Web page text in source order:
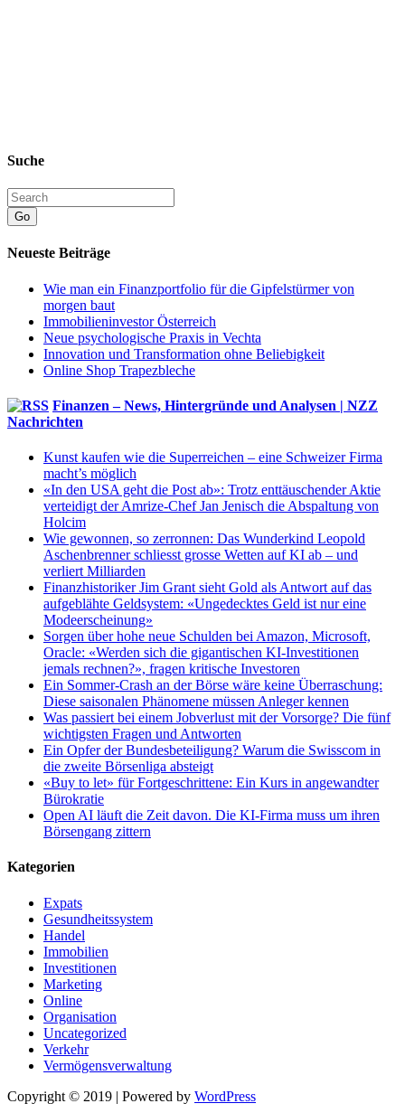
Suche
Go
Neueste Beiträge
Wie man ein Finanzportfolio für die Gipfelstürmer von
morgen baut
Immobilieninvestor Österreich
Neue psychologische Praxis in Vechta
Innovation und Transformation ohne Beliebigkeit
Online Shop Trapezbleche
Finanzen – News, Hintergründe und Analysen | NZZ
Nachrichten
Kunst kaufen wie die Superreichen – eine Schweizer Firma
macht’s möglich
«In den USA geht die Post ab»: Trotz enttäuschender Aktie
verteidigt der Amrize-Chef Jan Jenisch die Abspaltung von
Holcim
Wie gewonnen, so zerronnen: Das Wunderkind Leopold
Aschenbrenner schliesst grosse Wetten auf KI ab – und
verliert Milliarden
Finanzhistoriker Jim Grant sieht Gold als Antwort auf das
aufgeblähte Geldsystem: «Ungedecktes Geld ist nur eine
Modeerscheinung»
Sorgen über hohe neue Schulden bei Amazon, Microsoft,
Oracle: «Werden sich die gigantischen KI-Investitionen
jemals rechnen?», fragen kritische Investoren
Ein Sommer-Crash an der Börse wäre keine Überraschung:
Diese saisonalen Phänomene müssen Anleger kennen
Was passiert bei einem Jobverlust mit der Vorsorge? Die fünf
wichtigsten Fragen und Antworten
Ein Opfer der Bundesbeteiligung? Warum die Swisscom in
die zweite Börsenliga absteigt
«Buy to let» für Fortgeschrittene: Ein Kurs in angewandter
Bürokratie
Open AI läuft die Zeit davon. Die KI-Firma muss um ihren
Börsengang zittern
Kategorien
Expats
Gesundheitssystem
Handel
Immobilien
Investitionen
Marketing
Online
Organisation
Uncategorized
Verkehr
Vermögensverwaltung
Copyright © 2019 | Powered by WordPress